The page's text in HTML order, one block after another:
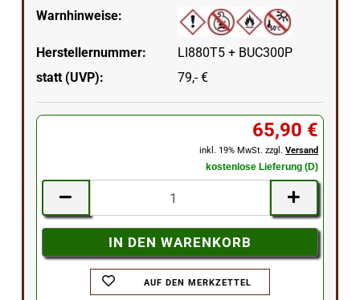
Warnhinweise:
Herstellernummer:
LI880T5 + BUC300P
statt (UVP):
79,- €
65,90 €
inkl. 19% MwSt. zzgl.Versand
kostenlose Lieferung (D)
AUF DEN MERKZETTEL